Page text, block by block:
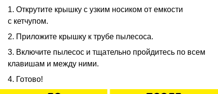
1. Открутите крышку с узким носиком от емкости
с кетчупом.
2. Приложите крышку к трубе пылесоса.
3. Включите пылесос и тщательно пройдитесь по всем
клавишам и между ними.
4. Готово!